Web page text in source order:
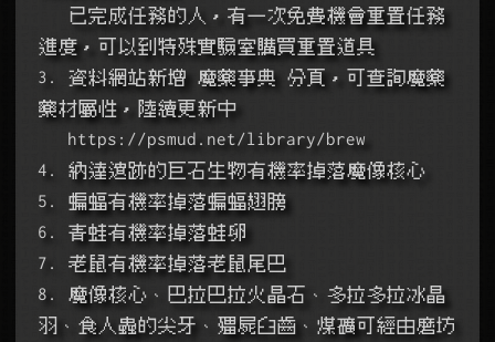
進度，可以到特殊實驗室購買重置道具
3. 資料網站新增 魔藥事典 分頁，可查詢魔藥
藥材屬性，陸續更新中
   https://psmud.net/library/brew
4. 納達遺跡的巨石生物有機率掉落魔像核心
5. 蝙蝠有機率掉落蝙蝠翅膀
6. 青蛙有機率掉落蛙卵
7. 老鼠有機率掉落老鼠尾巴
8. 魔像核心、巴拉巴拉火晶石、多拉多拉冰晶
羽、食人蟲的尖牙、殭屍臼齒、煤礦可經由磨坊